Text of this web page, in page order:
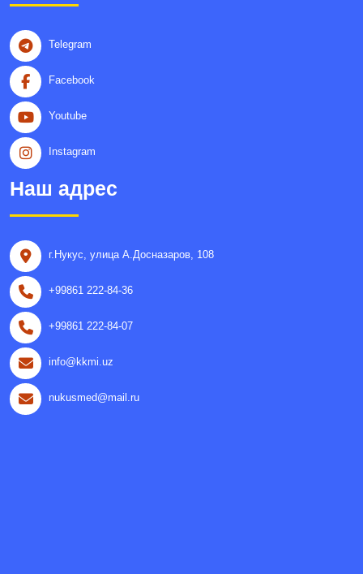
Telegram
Facebook
Youtube
Instagram
Наш адрес
г.Нукус, улица A.Досназаров, 108
+99861 222-84-36
+99861 222-84-07
info@kkmi.uz
nukusmed@mail.ru